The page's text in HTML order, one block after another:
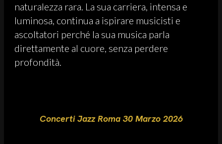
naturalezza rara. La sua carriera, intensa e
luminosa, continua a ispirare musicisti e
ascoltatori perché la sua musica parla
direttamente al cuore, senza perdere
profondità.
Concerti Jazz Roma 30 Marzo 2026